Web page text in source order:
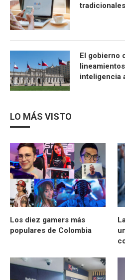
tradicionales
El gobierno
inteligencia
LO MÁS VISTO
Los diez gamers más
populares de Colombia